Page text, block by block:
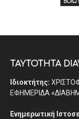
ΤΑΥΤΟΤΗΤΑ
Ιδιοκτήτης:
ΕΦΗΜΕΡΙΔΑ
Ενημερωτική